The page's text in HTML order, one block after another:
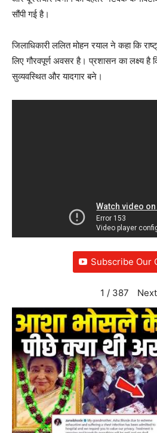
सौंपी गई है।
जिलाधिकारी ललित मोहन रयाल ने कहा कि
लिए गौरवपूर्ण अवसर है। प्रशासन का लक्ष्य है
सुव्यवस्थित और यादगार बने।
Subscribe Our
1 / 387 Next